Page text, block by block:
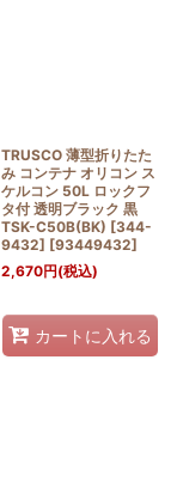
TRUSCO 薄型折りたた
み コンテナ オリコン ス
ケルコン 50L ロックフ
タ付 透明ブラック 黒
TSK-C50B(BK) [344-
9432] [93449432]
2,670円(税込)
カートに入れる